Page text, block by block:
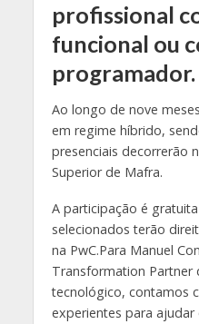
profissional
funcional ou
programador.
Ao longo de nove
em regime híbrido,
presenciais decorrerão
Superior de Mafra.
A participação é
selecionados terão
na PwC.Para Manuel
Transformation Partner
tecnológico, contamos
experientes para